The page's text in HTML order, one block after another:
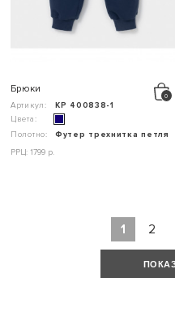
Брюки
Артикул:
КР 400838-1
Цвета:
Полотно:
Футер трехнитка петля
РРЦ: 1799 р.
1 2